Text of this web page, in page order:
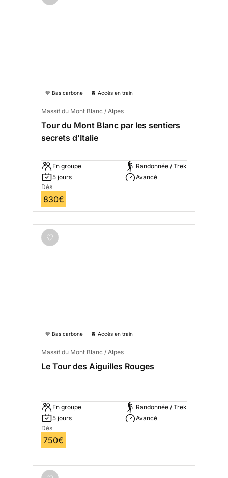
💚 Bas carbone 🚆 Accès en train
Massif du Mont Blanc / Alpes
Tour du Mont Blanc par les sentiers
secrets d’Italie
En groupe
5 jours
Randonnée / Trek
Avancé
Dès
830€
💚 Bas carbone 🚆 Accès en train
Massif du Mont Blanc / Alpes
Le Tour des Aiguilles Rouges
En groupe
5 jours
Randonnée / Trek
Avancé
Dès
750€